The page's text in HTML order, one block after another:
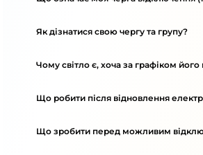
Як дізнатися свою чергу та групу?
Чому світло є, хоча за графіком
Що робити після відновлення
Що зробити перед можливим